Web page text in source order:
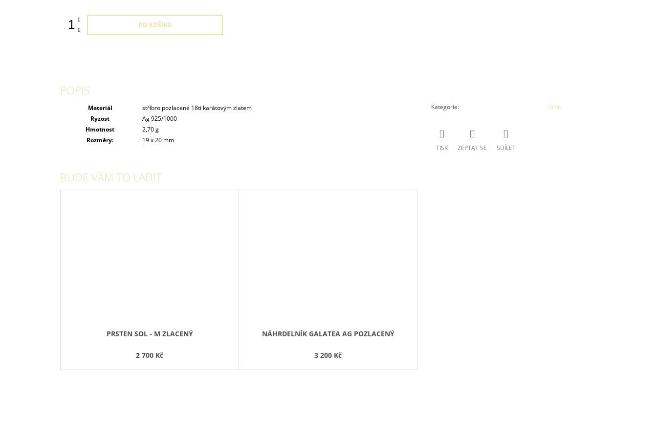
DO KOŠÍKU
Materiál
stříbro pozlacené 18ti karátovým zlatem
Ryzost
Ag 925/1000
Hmotnost
2,70 g
Rozměry:
19 x 20 mm
Kategorie: Orbit
TISK ZEPTAT SE SDÍLET
POPIS
PRSTEN SOL - M ZLACENÝ
2 700 Kč
NÁHRDELNÍK GALATEA AG POZLACENÝ
3 200 Kč
BUDE VÁM TO LADIT